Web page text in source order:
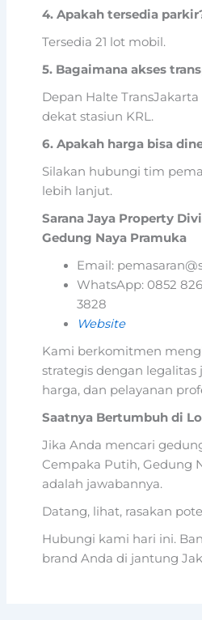
4. Apakah tersedia
Tersedia 21 lot mobil.
5. Bagaimana akses
Depan Halte
dekat stasiun KRL.
6. Apakah harga bisa
Silakan hubungi tim
lebih lanjut.
Sarana Jaya Property
Gedung Naya Pramuka
Email:
WhatsApp: 0852
3828
Website
Kami berkomitmen
strategis dengan legalitas
harga, dan pelayanan
Saatnya Bertumbuh di
Jika Anda mencari
Cempaka Putih, Gedung
adalah jawabannya.
Datang, lihat, rasakan
Hubungi kami hari ini.
brand Anda di jantung